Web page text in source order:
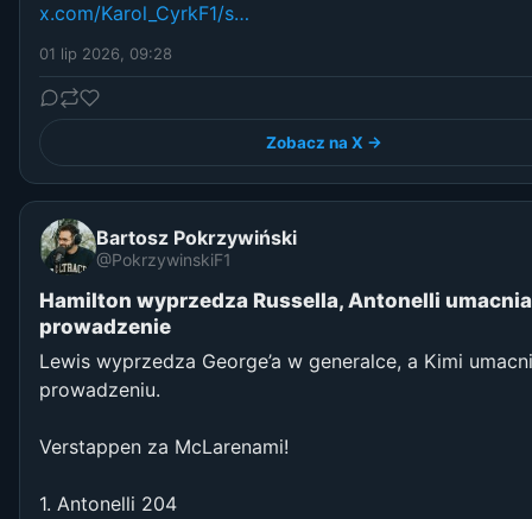
x.com/Karol_CyrkF1/s…
01 lip 2026, 09:28
Zobacz na X →
Bartosz Pokrzywiński
@PokrzywinskiF1
Hamilton wyprzedza Russella, Antonelli umacnia
prowadzenie
Lewis wyprzedza George’a w generalce, a Kimi
prowadzeniu.
Verstappen za McLarenami!
1. Antonelli 204